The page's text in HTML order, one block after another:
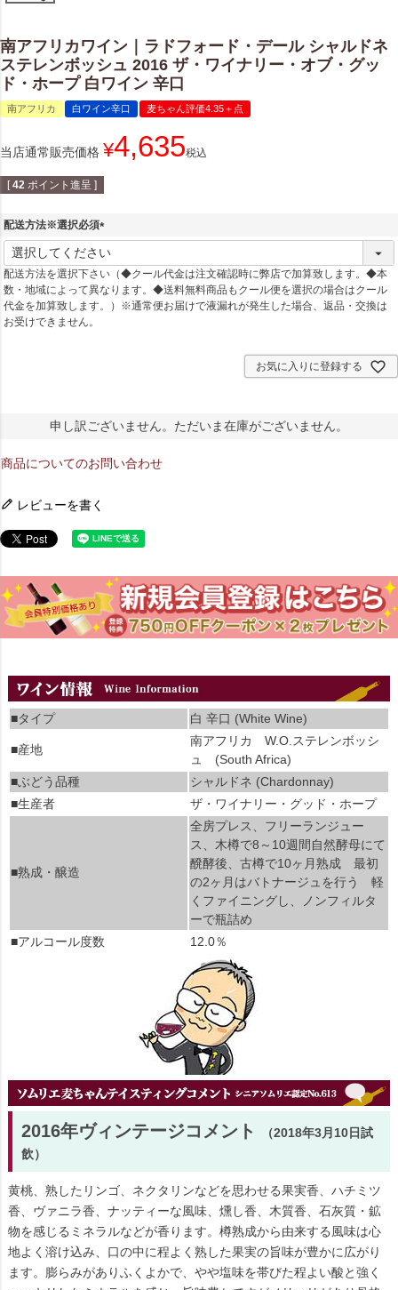
南アフリカワイン｜ラドフォード・デール シャルドネ
ステレンボッシュ 2016 ザ・ワイナリー・オブ・グッ
ド・ホープ 白ワイン 辛口
南アフリカ 白ワイン辛口 麦ちゃん評価4.35＋点
当店通常販売価格 ¥4,635税込
[ 42 ポイント進呈 ]
配送方法※選択必須
(
必
須
)
配送方法を選択下さい（◆クール代金は注文確認時に弊店で加算致します。◆本
数・地域によって異なります。◆送料無料商品もクール便を選択の場合はクール
代金を加算致します。）※通常便お届けで液漏れが発生した場合、返品・交換は
お受けできません。
お気に入りに登録する
申し訳ございません。ただいま在庫がございません。
商品についてのお問い合わせ
レビューを書く
■タイプ 白 辛口 (White Wine)
■産地
南アフリカ W.O.ステレンボッシ
ュ (South Africa)
■ぶどう品種
シャルドネ (Chardonnay)
■生産者
ザ・ワイナリー・グッド・ホープ
■熟成・醸造
全房プレス、フリーランジュー
ス、木樽で8～10週間自然酵母にて
醗酵後、古樽で10ヶ月熟成 最初
の2ヶ月はバトナージュを行う 軽
くファイニングし、ノンフィルタ
ーで瓶詰め
■アルコール度数
12.0％
2016年ヴィンテージコメント
（2018年3月10日試
飲）
黄桃、熟したリンゴ、ネクタリンなどを思わせる果実香、ハチミツ
香、ヴァニラ香、ナッティーな風味、燻し香、木質香、石灰質・鉱
物を感じるミネラルなどが香ります。樽熟成から由来する風味は心
地よく溶け込み、口の中に程よく熟した果実の旨味が豊かに広がり
ます。膨らみがありふくよかで、やや塩味を帯びた程よい酸と強く